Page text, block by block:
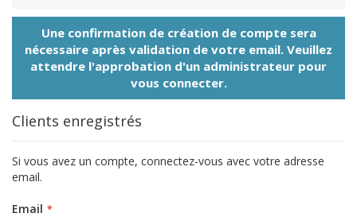
Une confirmation de création de compte sera
nécessaire après validation de votre email. Veuillez
attendre l'approbation d'un administrateur pour
vous connecter.
Clients enregistrés
Si vous avez un compte, connectez-vous avec votre adresse
email.
Email